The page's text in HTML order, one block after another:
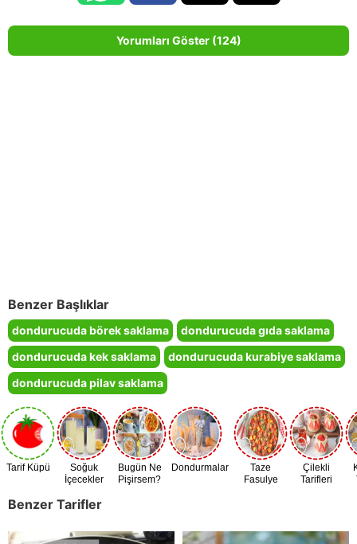
Yorumları Göster (124)
Benzer Başlıklar
dondurucuda börek saklama
dondurucuda gıda saklama
dondurucuda kek saklama
dondurucuda kurabiye saklama
dondurucuda pilav saklama
Tarif Küpü
Soğuk
İçecekler
Bugün Ne
Pişirsem?
Dondurmalar
Taze
Fasulye
Çilekli
Tarifleri
Benzer Tarifler